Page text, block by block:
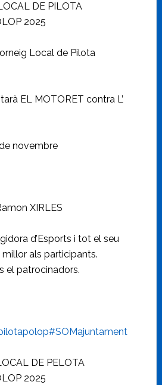
DE PILOTA
2025
Local de Pilota
EL MOTORET contra L’
novembre
XIRLES
d’Esports i tot el seu
als participants.
el patrocinadors.
#SOMajuntament
DE PELOTA
2025